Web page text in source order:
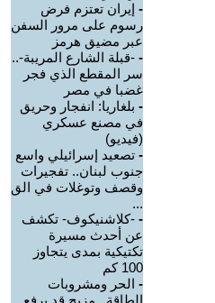
- إيران تعتزم فرض
رسوم على مرور السفن
عبر مضيق هرمز
- -قبلة الشارع المريبة-..
سر المقطع الذي فجر
غضبا في مصر
- بلغاريا: انفجار وحريق
في مصنع عسكري
(فيديو)
- تصعيد إسرائيلي واسع
جنوب لبنان.. تفجيرات
وقصف وتوغلات في الق
...
- -كلاشنيكوف- تكشف
عن أحدث مسيرة
تكتيكية بمدى يتجاوز
100 كم
- الحر ومشروبات
الطاقة.. مزيج قد يرفع